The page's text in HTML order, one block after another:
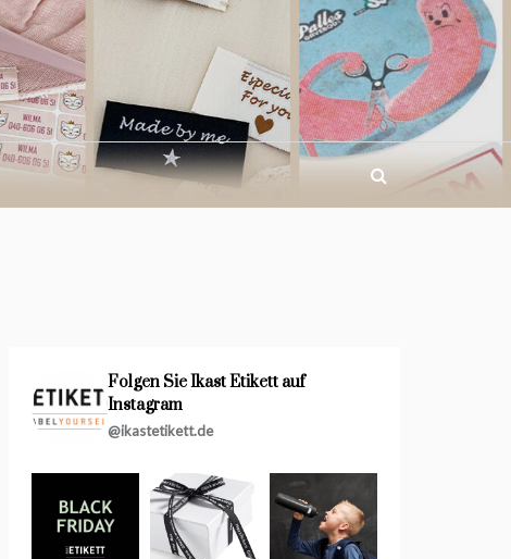
Folgen Sie Ikast Etikett auf
Instagram
@ikastetikett.de